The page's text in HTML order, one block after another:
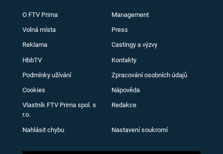
O FTV Prima Management
Volná místa Press
Reklama Castingy a výzvy
HbbTV Kontakty
Podmínky užívání Zpracování osobních údajů
Cookies Nápověda
Vlastník FTV Prima spol. s
r.o.
Redakce
Nahlásit chybu Nastavení soukromí